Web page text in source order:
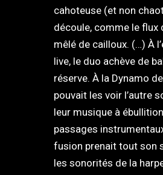
cahoteuse (et non
découle, comme le flux
mêlé de cailloux. (…) À
live, le duo achève de
réserve. À la Dynamo
pouvait les voir l’autre
leur musique à
passages
fusion prenait tout son
les sonorités de la